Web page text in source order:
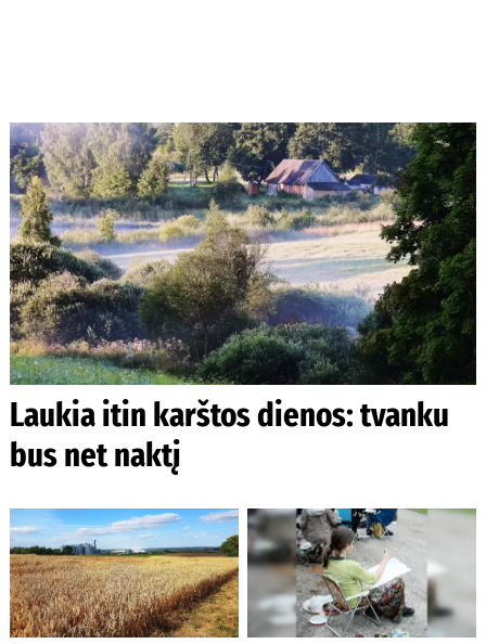
Laukia itin karštos dienos: tvanku
bus net naktį